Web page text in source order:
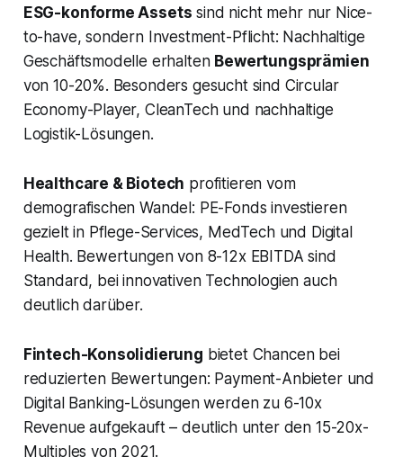
ESG-konforme Assets sind nicht mehr nur Nice-
to-have, sondern Investment-Pflicht: Nachhaltige
Geschäftsmodelle erhalten Bewertungsprämien
von 10-20%. Besonders gesucht sind Circular
Economy-Player, CleanTech und nachhaltige
Logistik-Lösungen.
Healthcare & Biotech profitieren vom
demografischen Wandel: PE-Fonds investieren
gezielt in Pflege-Services, MedTech und Digital
Health. Bewertungen von 8-12x EBITDA sind
Standard, bei innovativen Technologien auch
deutlich darüber.
Fintech-Konsolidierung bietet Chancen bei
reduzierten Bewertungen: Payment-Anbieter und
Digital Banking-Lösungen werden zu 6-10x
Revenue aufgekauft – deutlich unter den 15-20x-
Multiples von 2021.